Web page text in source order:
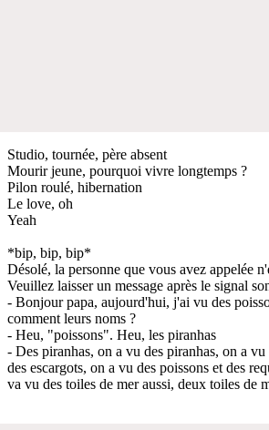
Studio, tournée, père absent
Mourir jeune, pourquoi vivre longtemps ?
Pilon roulé, hibernation
Le love, oh
Yeah
*bip, bip, bip*
Désolé, la personne que vous avez appelée
Veuillez laisser un message après le signal
- Bonjour papa, aujourd'hui, j'ai vu des
comment leurs noms ?
- Heu, "poissons". Heu, les piranhas
- Des piranhas, on a vu des piranhas, on a
des escargots, on a vu des poissons et des
va vu des toiles de mer aussi, deux toiles de